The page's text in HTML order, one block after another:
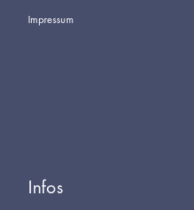
Impressum
Infos